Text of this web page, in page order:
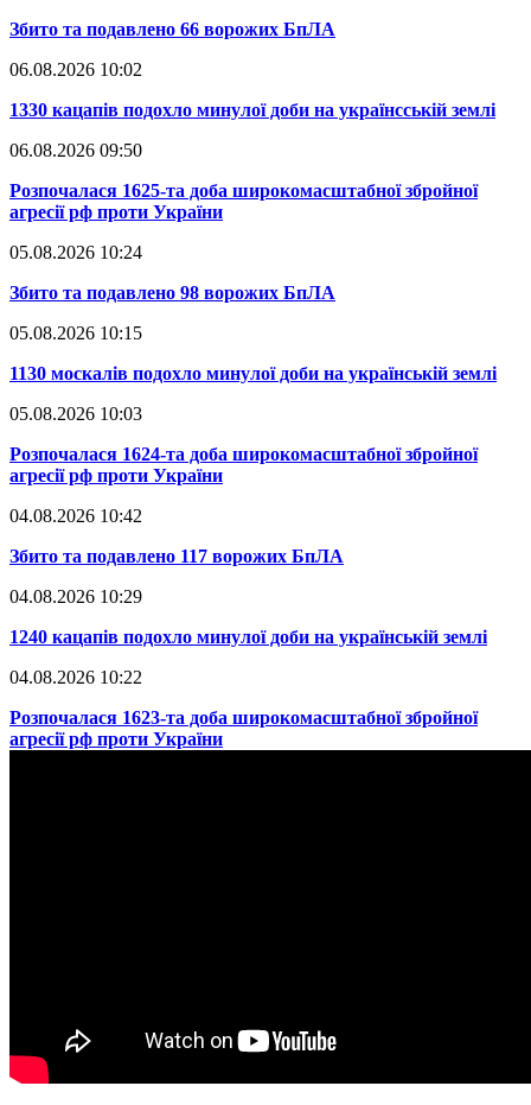
​Збито та подавлено 66 ворожих БпЛА
06.08.2026 10:02
​1330 кацапів подохло минулої доби на українсській землі
06.08.2026 09:50
​Розпочалася 1625-та доба широкомасштабної збройної
агресії рф проти України
05.08.2026 10:24
​Збито та подавлено 98 ворожих БпЛА
05.08.2026 10:15
​1130 москалів подохло минулої доби на українській землі
05.08.2026 10:03
​Розпочалася 1624-та доба широкомасштабної збройної
агресії рф проти України
04.08.2026 10:42
​Збито та подавлено 117 ворожих БпЛА
04.08.2026 10:29
​1240 кацапів подохло минулої доби на українській землі
04.08.2026 10:22
​Розпочалася 1623-та доба широкомасштабної збройної
агресії рф проти України